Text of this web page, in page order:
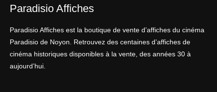
Paradisio Affiches
Paradisio Affiches est la boutique de vente d’affiches du cinéma
Paradisio de Noyon. Retrouvez des centaines d’affiches de
cinéma historiques disponibles à la vente, des années 30 à
aujourd’hui.